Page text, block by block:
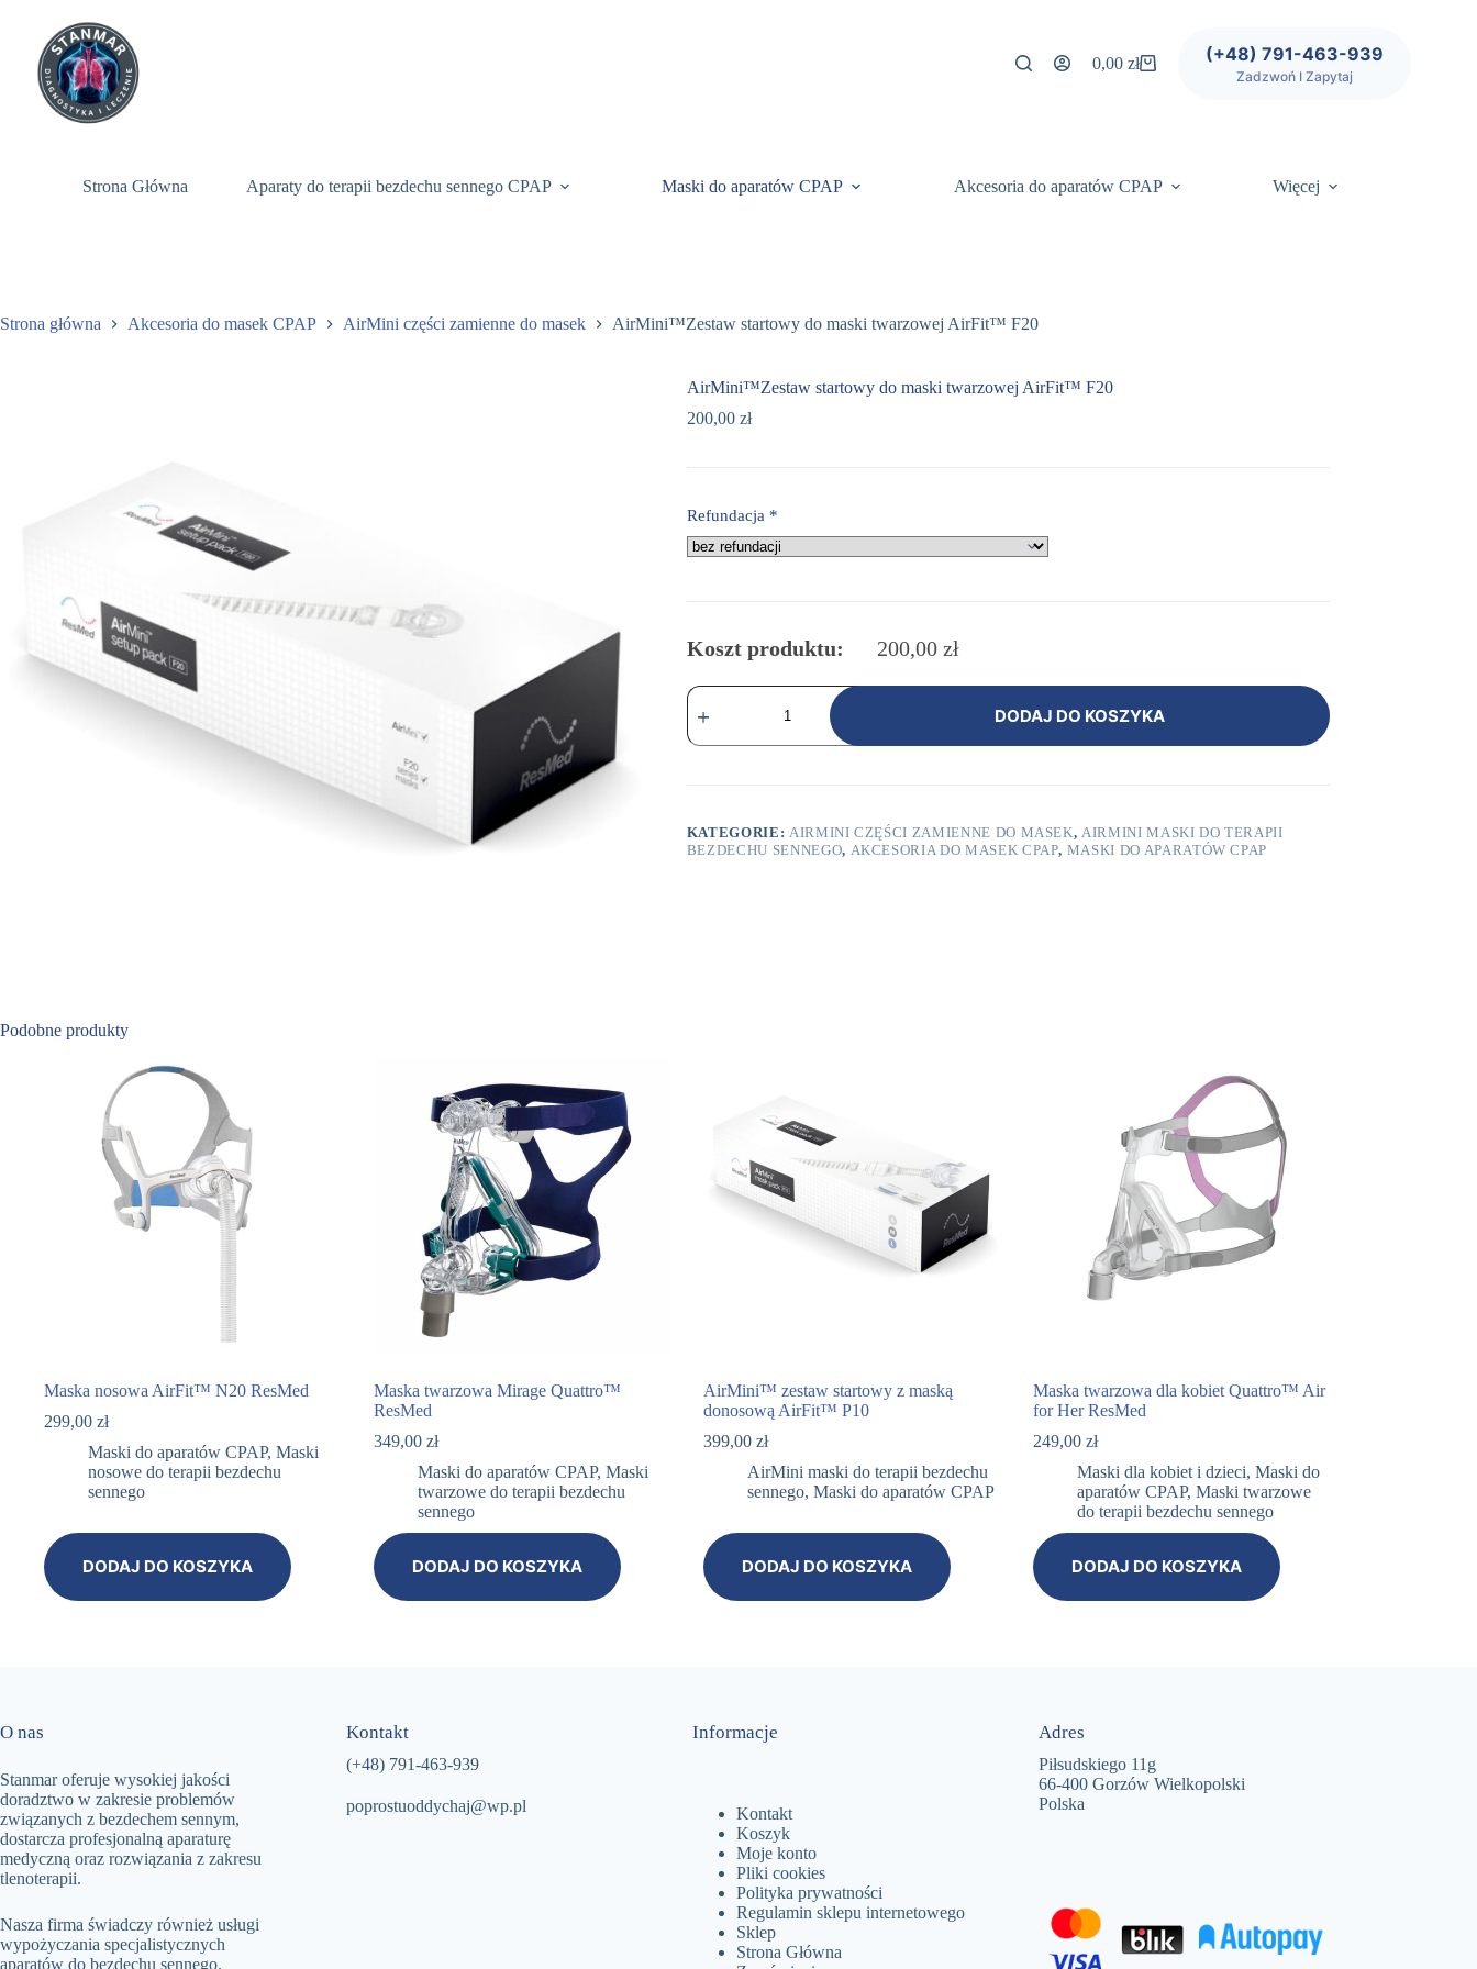
Koszyk
0,00 zł (+48) 791-463-939
Zadzwoń I Zapytaj
Strona Główna Aparaty do terapii bezdechu sennego CPAP Maski do aparatów CPAP Akcesoria do aparatów CPAP Więcej
Strona główna Akcesoria do masek CPAP AirMini części zamienne do masek AirMini™Zestaw startowy do maski twarzowej AirFit™ F20
AirMini™Zestaw startowy do maski twarzowej AirFit™ F20
200,00 zł
Refundacja *
Koszt produktu: 200,00 zł
ilość
AirMini™Zestaw
startowy
do
twarzowej
F20
DODAJ DO KOSZYKA
KATEGORIE: AIRMINI CZĘŚCI ZAMIENNE DO MASEK,AIRMINI MASKI DO TERAPII
BEZDECHU SENNEGO, AKCESORIA DO MASEK CPAP, MASKI DO APARATÓW CPAP
Podobne produkty
Maska nosowa AirFit™ N20 ResMed
299,00 zł
Maski do aparatów CPAP, Maski
nosowe do terapii bezdechu
sennego
DODAJ DO KOSZYKA
Maska twarzowa Mirage Quattro™
ResMed
349,00 zł
Maski do aparatów CPAP, Maski
twarzowe do terapii bezdechu
sennego
DODAJ DO KOSZYKA
AirMini™ zestaw startowy z maską
donosową AirFit™ P10
399,00 zł
AirMini maski do terapii bezdechu
sennego, Maski do aparatów CPAP
DODAJ DO KOSZYKA
Maska twarzowa dla kobiet Quattro™ Air
for Her ResMed
249,00 zł
Maski dla kobiet i dzieci, Maski do
aparatów CPAP, Maski twarzowe
do terapii bezdechu sennego
DODAJ DO KOSZYKA
O nas
Stanmar oferuje wysokiej jakości
doradztwo w zakresie problemów
związanych z bezdechem sennym,
dostarcza profesjonalną aparaturę
medyczną oraz rozwiązania z zakresu
tlenoterapii.
Nasza firma świadczy również usługi
wypożyczania specjalistycznych
aparatów do bezdechu sennego.
Kontakt
(+48) 791-463-939
poprostuoddychaj@wp.pl
Informacje
Kontakt
Koszyk
Moje konto
Pliki cookies
Polityka prywatności
Regulamin sklepu internetowego
Sklep
Strona Główna
Adres
Piłsudskiego 11g
66-400 Gorzów Wielkopolski
Polska